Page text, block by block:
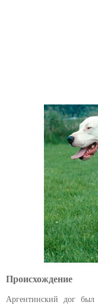
Происхождение
Аргентинский дог